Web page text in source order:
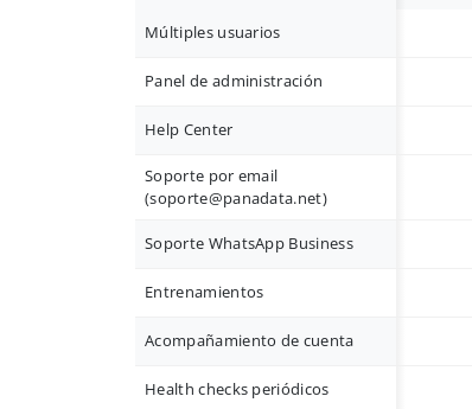
Múltiples usuarios
Panel de administración
Help Center
Soporte por email
(soporte@panadata.net)
Soporte WhatsApp Business
Entrenamientos
Acompañamiento de cuenta
Health checks periódicos